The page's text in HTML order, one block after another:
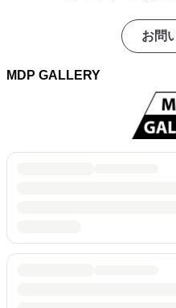
お問
MDP GALLERY